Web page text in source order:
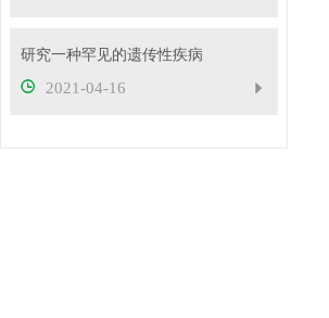
研究一种罕见的遗传性疾病
2021-04-16